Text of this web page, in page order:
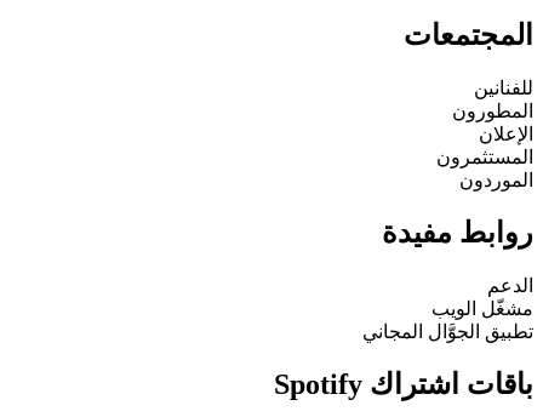
المجتمعات
للفنانين
المطورون
الإعلان
المستثمرون
الموردون
روابط مفيدة
الدعم
مشغّل الويب
تطبيق الجوَّال المجاني
باقات اشتراك Spotify